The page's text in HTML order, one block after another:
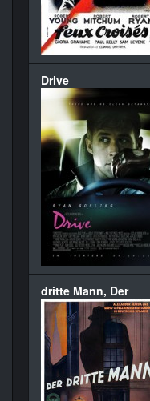
Drive
dritte Mann, Der